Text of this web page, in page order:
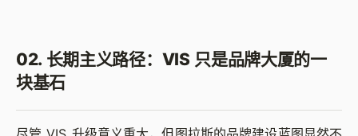
02. 长期主义路径：VIS 只是品牌大厦的一
块基石